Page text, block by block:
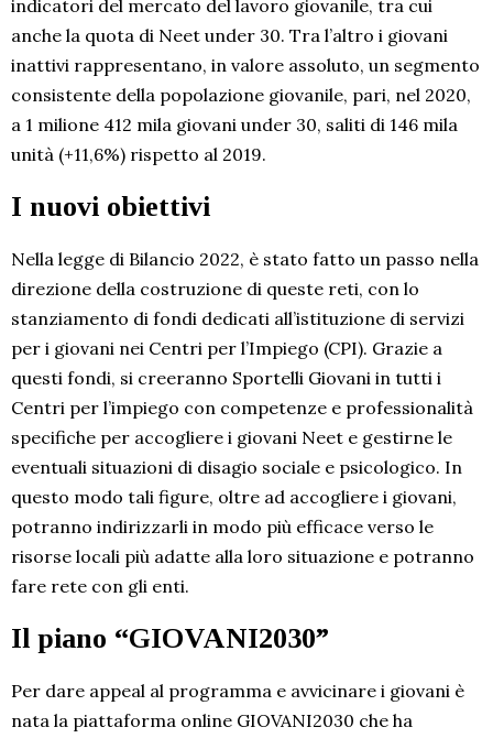
indicatori del mercato del lavoro giovanile, tra cui
anche la quota di Neet under 30. Tra l’altro i giovani
inattivi rappresentano, in valore assoluto, un segmento
consistente della popolazione giovanile, pari, nel 2020,
a 1 milione 412 mila giovani under 30, saliti di 146 mila
unità (+11,6%) rispetto al 2019.
I nuovi obiettivi
Nella legge di Bilancio 2022, è stato fatto un passo nella
direzione della costruzione di queste reti, con lo
stanziamento di fondi dedicati all’istituzione di servizi
per i giovani nei Centri per l’Impiego (CPI). Grazie a
questi fondi, si creeranno Sportelli Giovani in tutti i
Centri per l’impiego con competenze e professionalità
specifiche per accogliere i giovani Neet e gestirne le
eventuali situazioni di disagio sociale e psicologico. In
questo modo tali figure, oltre ad accogliere i giovani,
potranno indirizzarli in modo più efficace verso le
risorse locali più adatte alla loro situazione e potranno
fare rete con gli enti.
Il piano “GIOVANI2030”
Per dare appeal al programma e avvicinare i giovani è
nata la piattaforma online GIOVANI2030 che ha